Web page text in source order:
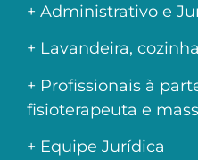
+ Administrativo e
+ Lavandeira,
+ Profissionais à
fisioterapeuta e
+ Equipe Jurídica